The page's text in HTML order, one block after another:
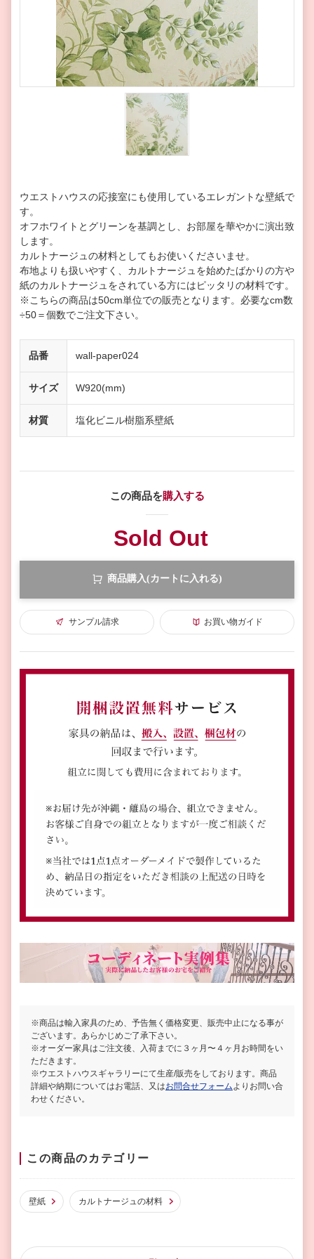
ウエストハウスの応接室にも使用しているエレガントな壁紙で
す。
オフホワイトとグリーンを基調とし、お部屋を華やかに演出致
します。
カルトナージュの材料としてもお使いくださいませ。
布地よりも扱いやすく、カルトナージュを始めたばかりの方や
紙のカルトナージュをされている方にはピッタリの材料です。
※こちらの商品は50cm単位での販売となります。 必要なcm数
÷50＝個数でご注文下さい。
品番 wall-paper024
サイズ W920(mm)
材質 塩化ビニル樹脂系壁紙
この商品を購入する
Sold Out
商品購入(カートに入れる)
サンプル請求 お買い物ガイド
※商品は輸入家具のため、予告無く価格変更、販売中止になる事が
ございます。あらかじめご了承下さい。
※オーダー家具はご注文後、入荷までに３ヶ月〜４ヶ月お時間をい
ただきます。
※ウエストハウスギャラリーにて生産/販売をしております。商品
詳細や納期についてはお電話、又はお問合せフォーム よりお問い合
わせください。
この商品のカテゴリー
壁紙 カルトナージュの材料